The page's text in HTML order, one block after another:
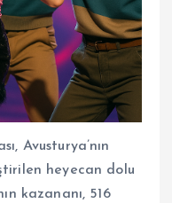
Avusturya’nın
heyecan dolu
kazananı, 516